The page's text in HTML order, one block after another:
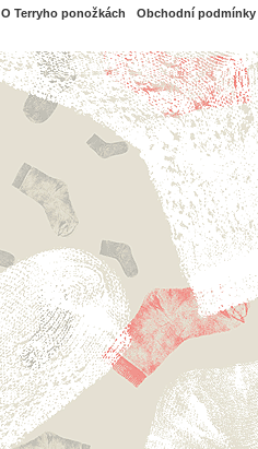
O Terryho ponožkách Obchodní podmínky
PayPal